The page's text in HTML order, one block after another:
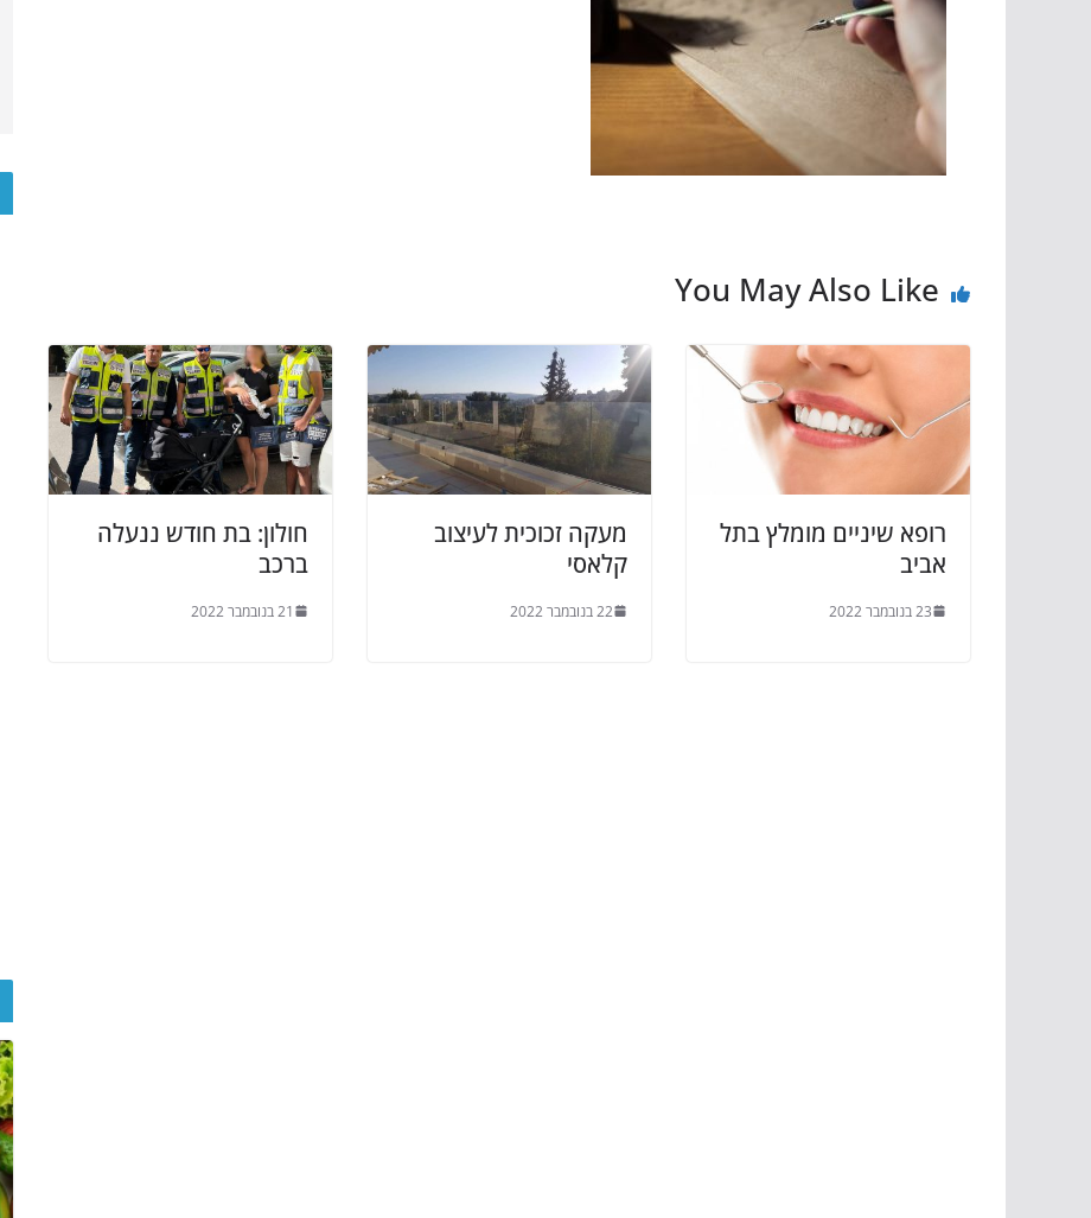
You May Also Like
רופא שיניים מומלץ בתל
אביב
23 בנובמבר 2022
מעקה זכוכית לעיצוב
קלאסי
22 בנובמבר 2022
חולון: בת חודש ננעלה
ברכב
21 בנובמבר 2022